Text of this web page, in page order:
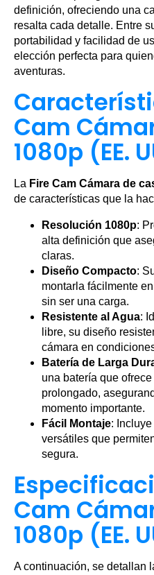
definición, ofreciendo una
resalta cada detalle. Entre
portabilidad y facilidad de
elección perfecta para
aventuras.
Cam
1080p (EE.
La Fire Cam Cámara de
de características que la
Resolución 1080p:
alta definición que
claras.
Diseño Compacto:
montarla fácilmente
sin ser una carga.
Resistente al Agua:
libre, su diseño
cámara en
Batería de Larga
una batería que
prolongado,
momento importante.
Fácil Montaje:
versátiles que
segura.
Cam
1080p (EE.
A continuación, se detallan